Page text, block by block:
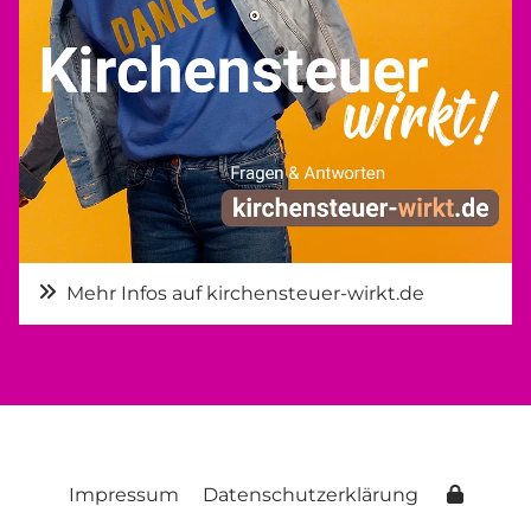
Mehr Infos auf kirchensteuer-wirkt.de
Impressum Datenschutzerklärung